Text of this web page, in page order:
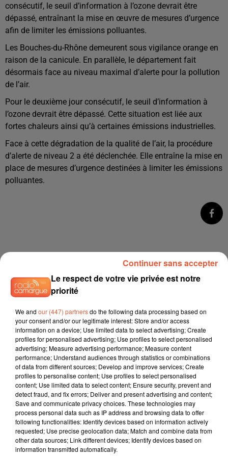
consécutif, le seuil d’information à l’ozone devrait être
dépassé, entraînant la mise en œuvre de mesures d’urgence
afin de limiter les émissions polluantes.
Les Bouches-du-Rhône demeurent sous vigilance orange en
raison de la canicule. En parallèle, le département fait
désormais face au niveau maximal d’alerte pour la pollution
de l’air.
Pour le deuxième jour consécutif, le seuil d’information à
l’ozone devrait être dépassé. Cette situation est liée aux
fortes chaleurs ainsi qu’à certaines émissions industrielles.
Face à cette dégradation de la qualité de l’air, la procédure
d’alerte de niveau 2 a été déclenchée. Elle entraîne la mise en
place de mesures d’urgence destinées à limiter les émissions
polluantes.
À LA UNE
6 août 2026
Arles : après un taureau percuté lors d'une
abrivado à Saliers,...
6 août 2026
Éclipse solaire du 12 août 2026 : le CHU de Nîmes
appelle à la plus...
Le respect de votre vie privée est notre
priorité
We and our (447) partnersdo the following data processing based on
your consent and/or our legitimate interest: Store and/or access
information on a device; Use limited data to select advertising; Create
profiles for personalised advertising; Use profiles to select personalised
advertising; Measure advertising performance; Measure content
performance; Understand audiences through statistics or combinations
of data from different sources; Develop and improve services; Create
profiles to personalise content; Use profiles to select personalised
content; Use limited data to select content; Ensure security, prevent and
detect fraud, and fix errors; Deliver and present advertising and content;
Save and communicate privacy choices. These technologies may
process personal data such as IP address and browsing data to offer
following functionalities: Identify devices based on information actively
requested; Use precise geolocation data; Match and combine data from
other data sources; Link different devices; Identify devices based on
information transmitted automatically.
Continuer sans accepter